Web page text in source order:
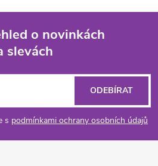
o novinkách
slevách
s podmínkami ochrany osobních údajů
ODEBÍRAT